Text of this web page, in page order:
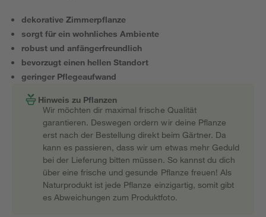
dekorative Zimmerpflanze
sorgt für ein wohnliches Ambiente
robust und anfängerfreundlich
bevorzugt einen hellen Standort
geringer Pflegeaufwand
Hinweis zu Pflanzen
Wir möchten dir maximal frische Qualität
garantieren. Deswegen ordern wir deine Pflanze
erst nach der Bestellung direkt beim Gärtner. Da
kann es passieren, dass wir um etwas mehr Geduld
bei der Lieferung bitten müssen. So kannst du dich
über eine frische und gesunde Pflanze freuen! Als
Naturprodukt ist jede Pflanze einzigartig, somit gibt
es Abweichungen zum Produktfoto.